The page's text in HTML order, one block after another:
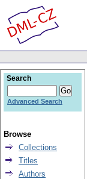
Search
Advanced Search
Browse
Collections
Titles
Authors